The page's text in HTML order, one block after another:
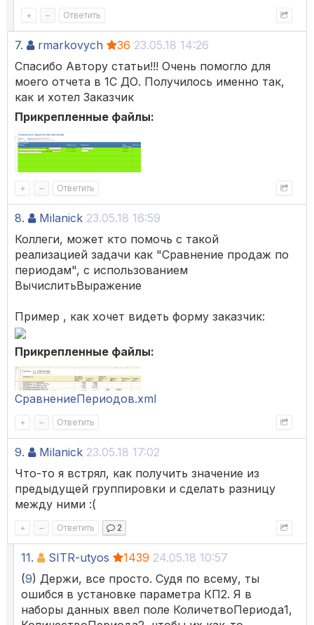
+ – Ответить
7. rmarkovych 36 23.05.18 14:26
Спасибо Автору статьи!!! Очень помогло для
моего отчета в 1С ДО. Получилось именно так,
как и хотел Заказчик
Прикрепленные файлы:
+ – Ответить
8. Milanick 23.05.18 16:59
Коллеги, может кто помочь с такой
реализацией задачи как "Сравнение продаж по
периодам", с использованием
ВычислитьВыражение
Пример , как хочет видеть форму заказчик:
Прикрепленные файлы:
СравнениеПериодов.xml
+ – Ответить
9. Milanick 23.05.18 17:02
Что-то я встрял, как получить значение из
предыдущей группировки и сделать разницу
между ними :(
+ – Ответить 2
11. SITR-utyos 1439 24.05.18 10:57
(9) Держи, все просто. Судя по всему, ты
ошибся в установке параметра КП2. Я в
наборы данных ввел поле КоличетвоПериода1,